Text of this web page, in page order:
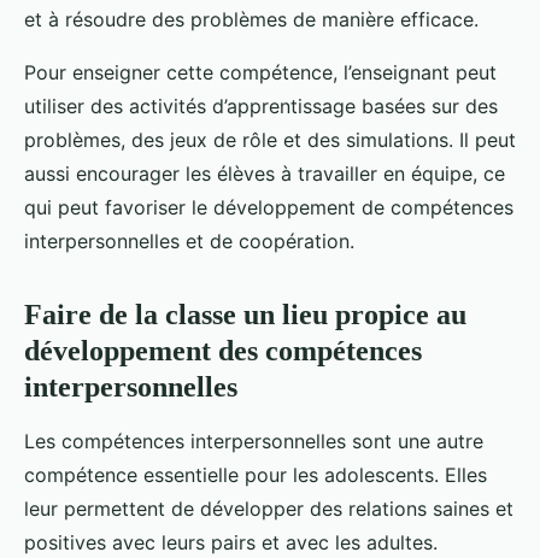
et à résoudre des problèmes de manière efficace.
Pour enseigner cette compétence, l’enseignant peut
utiliser des activités d’apprentissage basées sur des
problèmes, des jeux de rôle et des simulations. Il peut
aussi encourager les élèves à travailler en équipe, ce
qui peut favoriser le développement de compétences
interpersonnelles et de coopération.
Faire de la classe un lieu propice au
développement des compétences
interpersonnelles
Les compétences interpersonnelles sont une autre
compétence essentielle pour les adolescents. Elles
leur permettent de développer des relations saines et
positives avec leurs pairs et avec les adultes.